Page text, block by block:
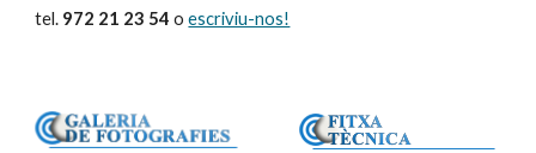
tel. 972 21 23 54 oescriviu-nos!